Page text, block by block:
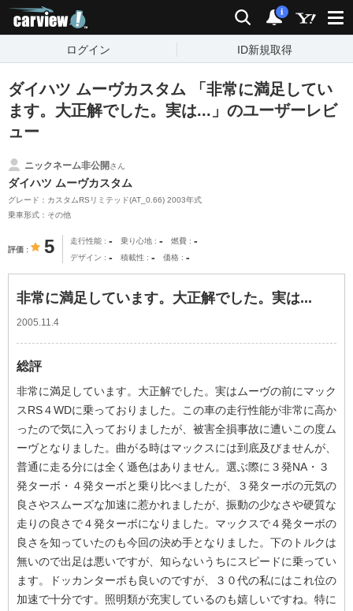
検索 通知
i
ログイン ID新規取得
ダイハツ ムーヴカスタム 「非常に満足してい
ます。大正解でした。実は...」のユーザーレビ
ュー
ニックネーム非公開さん
ダイハツ ムーヴカスタム
グレード：カスタムRSリミテッド(AT_0.66) 2003年式
乗車形式：その他
評価 5 走行性能 - 乗り心地 - 燃費 -
デザイン - 積載性 - 価格 -
非常に満足しています。大正解でした。実は...
2005.11.4
総評
非常に満足しています。大正解でした。実はムーヴの前にマック
スRS４WDに乗っておりました。この車の走行性能が非常に高か
ったので気に入っておりましたが、被害全損事故に遭いこの度ム
ーヴとなりました。曲がる時はマックスには到底及びませんが、
普通に走る分には全く遜色はありません。選ぶ際に３発NA・３
発ターボ・４発ターボと乗り比べましたが、３発ターボの元気の
良さやスムーズな加速に惹かれましたが、振動の少なさや硬質な
走りの良さで４発ターボになりました。マックスで４発ターボの
良さを知っていたのも今回の決め手となりました。下のトルクは
無いので出足は悪いですが、知らないうちにスピードに乗ってい
ます。ドッカンターボも良いのですが、３０代の私にはこれ位の
加速で十分です。照明類が充実しているのも嬉しいですね。特に